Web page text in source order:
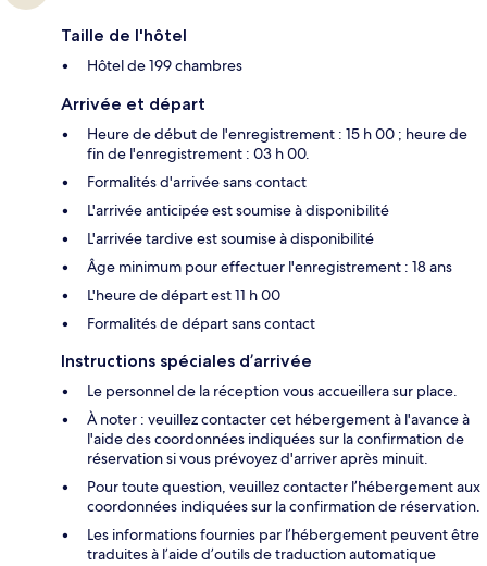
Taille de l'hôtel
Hôtel de 199 chambres
Arrivée et départ
Heure de début de l'enregistrement : 15 h 00 ; heure de
fin de l'enregistrement : 03 h 00.
Formalités d'arrivée sans contact
L'arrivée anticipée est soumise à disponibilité
L'arrivée tardive est soumise à disponibilité
Âge minimum pour effectuer l'enregistrement : 18 ans
L'heure de départ est 11 h 00
Formalités de départ sans contact
Instructions spéciales d’arrivée
Le personnel de la réception vous accueillera sur place.
À noter : veuillez contacter cet hébergement à l'avance à
l'aide des coordonnées indiquées sur la confirmation de
réservation si vous prévoyez d'arriver après minuit.
Pour toute question, veuillez contacter l’hébergement aux
coordonnées indiquées sur la confirmation de réservation.
Les informations fournies par l’hébergement peuvent être
traduites à l’aide d’outils de traduction automatique